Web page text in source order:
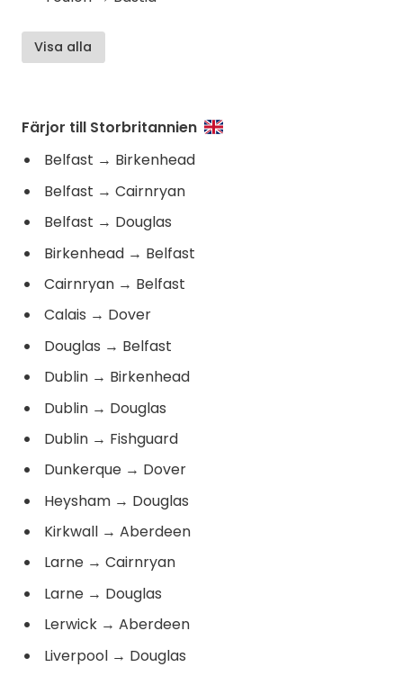
Visa alla
Färjor till Storbritannien
Belfast → Birkenhead
Belfast → Cairnryan
Belfast → Douglas
Birkenhead → Belfast
Cairnryan → Belfast
Calais → Dover
Douglas → Belfast
Dublin → Birkenhead
Dublin → Douglas
Dublin → Fishguard
Dunkerque → Dover
Heysham → Douglas
Kirkwall → Aberdeen
Larne → Cairnryan
Larne → Douglas
Lerwick → Aberdeen
Liverpool → Douglas